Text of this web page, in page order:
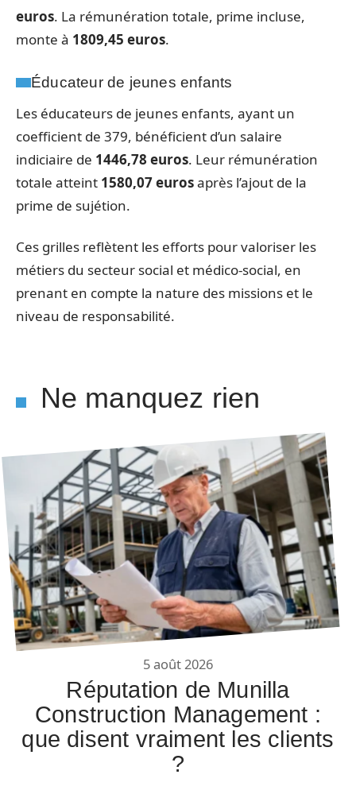
euros. La rémunération totale, prime incluse,
monte à 1809,45 euros.
Éducateur de jeunes enfants
Les éducateurs de jeunes enfants, ayant un
coefficient de 379, bénéficient d’un salaire
indiciaire de 1446,78 euros. Leur rémunération
totale atteint 1580,07 eurosaprès l’ajout de la
prime de sujétion.
Ces grilles reflètent les efforts pour valoriser les
métiers du secteur social et médico-social, en
prenant en compte la nature des missions et le
niveau de responsabilité.
Ne manquez rien
5 août 2026
Réputation de Munilla
Construction Management :
que disent vraiment les clients
?